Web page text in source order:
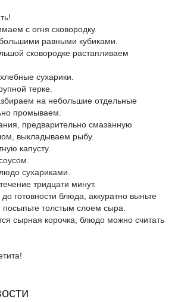
с огня сковородку.
равными кубиками.
сковородке растапливаем
сухарики.
терке.
на небольшие отдельные
промываем.
предварительно смазанную
выкладываем рыбу.
капусту.
сухариками.
тридцати минут.
готовности блюда, аккуратно выньте
толстым слоем сыра.
сырная корочка, блюдо можно считать